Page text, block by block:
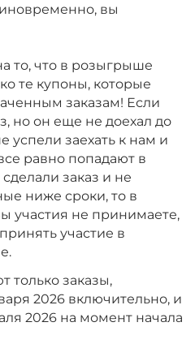
вы
то, что в розыгрыше
те купоны, которые
заказам! Если
но он еще не доехал до
заехать к нам и
равно попадают в
заказ и не
ниже сроки, то в
участия не принимаете,
участие в
только заказы,
2026 включительно, и
2026 на момент начала